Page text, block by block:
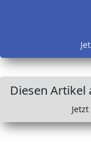
Diesen Artikel